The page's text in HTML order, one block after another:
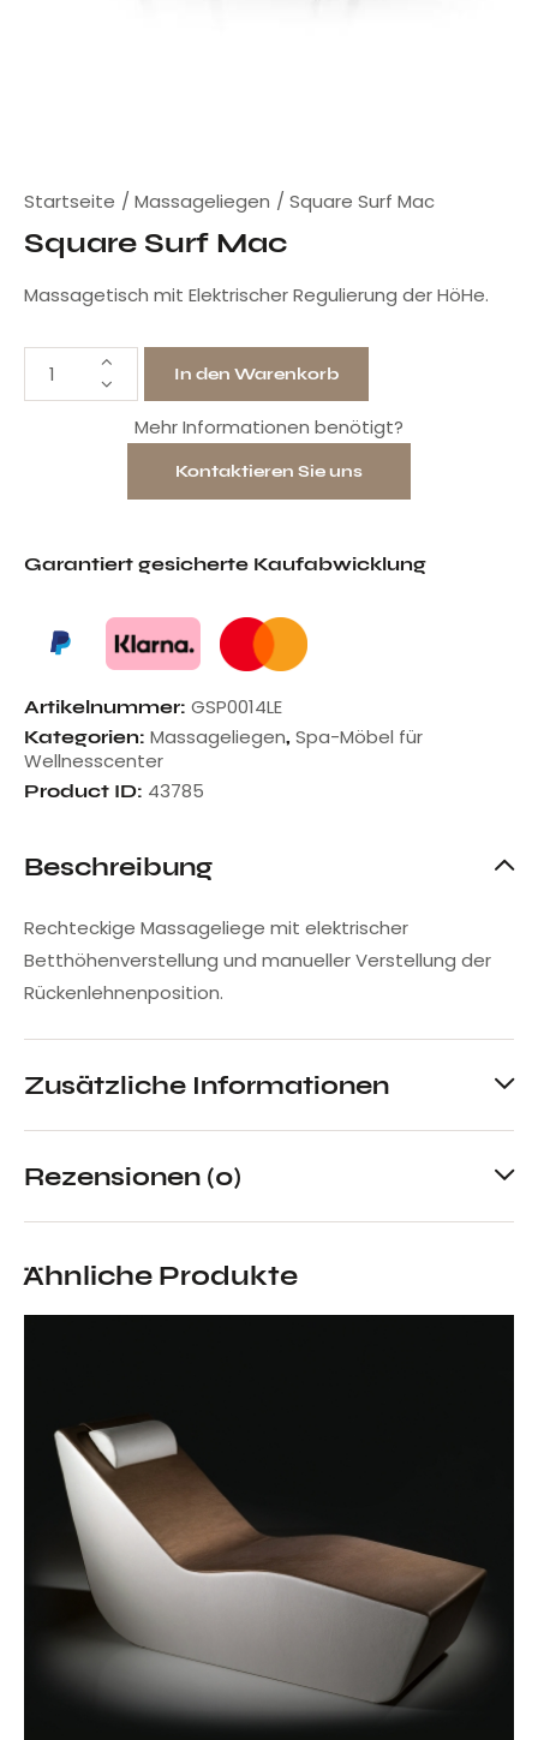
Startseite Massageliegen Square Surf Mac
Square Surf Mac
Massagetisch mit Elektrischer Regulierung der HöHe.
In den Warenkorb
Mehr Informationen benötigt?
Kontaktieren Sie uns
Garantiert gesicherte Kaufabwicklung
Artikelnummer: GSP0014LE
Kategorien: Massageliegen, Spa-Möbel für
Wellnesscenter
Product ID: 43785
Beschreibung
Rechteckige Massageliege mit elektrischer
Betthöhenverstellung und manueller Verstellung der
Rückenlehnenposition.
Zusätzliche Informationen
Rezensionen (0)
Ähnliche Produkte